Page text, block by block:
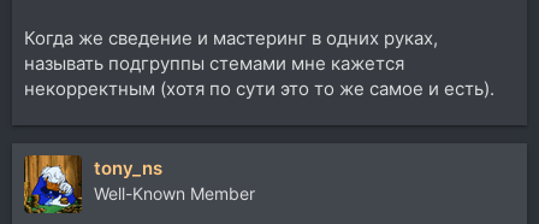
Когда же сведение и мастеринг в одних руках,
называть подгруппы стемами мне кажется
некорректным (хотя по сути это то же самое и есть).
tony_ns
Well-Known Member